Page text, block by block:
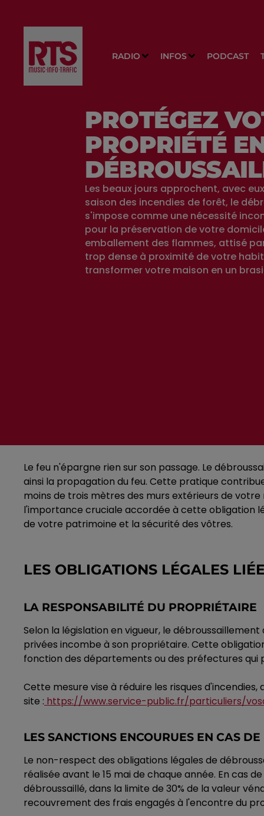
RADIO INFOS PODCAST
PROTÉGEZ
PROPRIÉTÉ
Les beaux jours approchent, avec
saison des incendies de forêt, le
s'impose comme une nécessité
pour la préservation de votre
emballement des flammes, attisé
trop dense à proximité de votre
transformer votre maison en un
Le feu n'épargne rien sur son passage. Le
ainsi la propagation du feu. Cette pratique
moins de trois mètres des murs extérieurs de
l'importance cruciale accordée à cette obligation
de votre patrimoine et la sécurité des vôtres.
LES OBLIGATIONS LÉGALES
LA RESPONSABILITÉ DU PROPRIÉTAIRE
Selon la législation en vigueur, le
privées incombe à son propriétaire. Cette
fonction des départements ou des préfectures
Cette mesure vise à réduire les risques
site : https://www.service-public.fr/particuliers/
LES SANCTIONS ENCOURUES EN CAS
Le non-respect des obligations légales de
réalisée avant le 15 mai de chaque année. En cas
débroussaillé, dans la limite de 30% de la valeur
recouvrement des frais engagés à l'encontre du